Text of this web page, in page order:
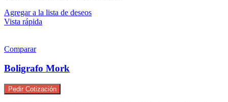
Agregar a la lista de deseos
Vista rápida
Comparar
Boligrafo Mork
Pedir Cotización